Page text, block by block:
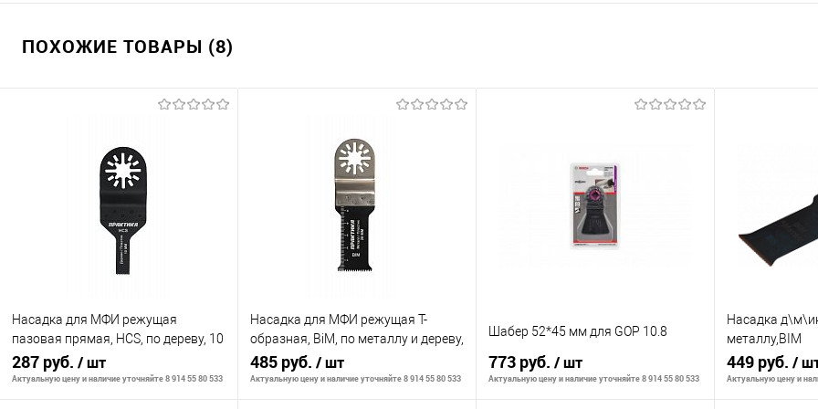
ПОХОЖИЕ ТОВАРЫ (8)
Насадка для МФИ режущая
пазовая прямая, HCS, по дереву, 10
мм, мелкий зуб
287 руб. / шт
Актуальную цену и наличие уточняйте 8 914 55 80 533
Насадка для МФИ режущая Т-
образная, BiM, по металлу и дереву,
28 мм, мелкий зуб
485 руб. / шт
Актуальную цену и наличие уточняйте 8 914 55 80 533
Шабер 52*45 мм для GOP 10.8
773 руб. / шт
Актуальную цену и наличие уточняйте 8 914 55 80 533
Насадка
металлу,BIM
449 руб. /
Актуальную цену и